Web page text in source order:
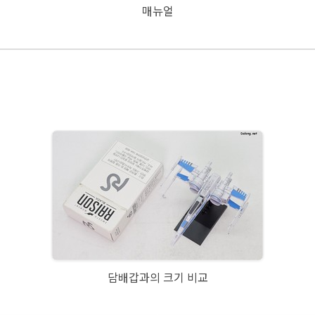
매뉴얼
담배갑과의 크기 비교